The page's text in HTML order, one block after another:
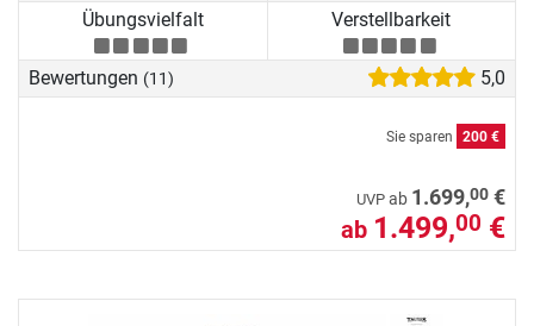
Übungsvielfalt Verstellbarkeit
Bewertungen (11) 5,0
Sie sparen 200 €
UVP ab 1.699,00 €
ab 1.499,00 €